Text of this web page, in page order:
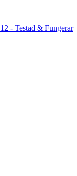
- Testad & Fungerar